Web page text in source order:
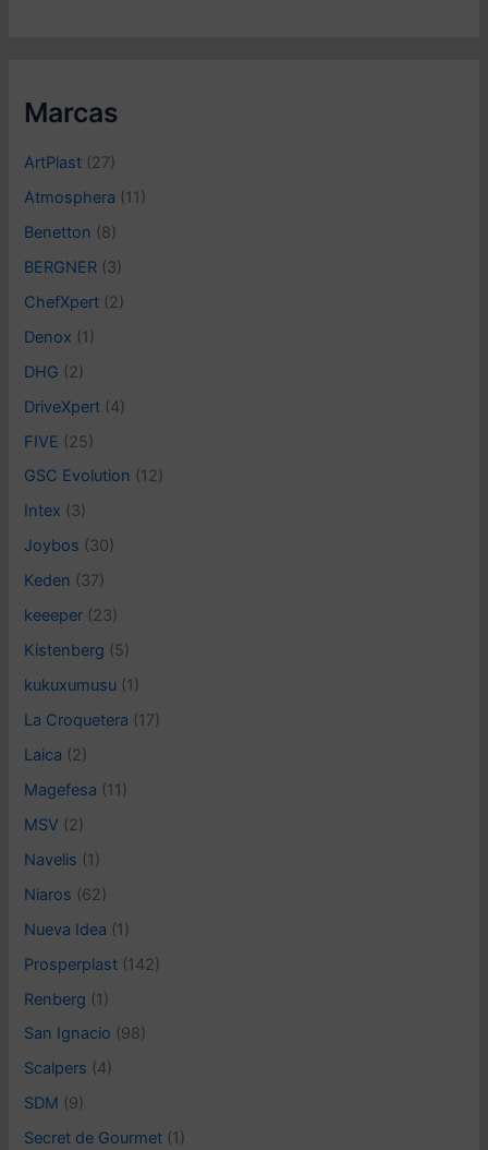
o
n
u
n
c
t
e
o
r
a
Marcas
ArtPlast (27)
Atmosphera (11)
Benetton (8)
BERGNER (3)
ChefXpert (2)
Denox (1)
DHG (2)
DriveXpert (4)
FIVE (25)
GSC Evolution (12)
Intex (3)
Joybos (30)
Keden (37)
keeeper (23)
Kistenberg (5)
kukuxumusu (1)
La Croquetera (17)
Laica (2)
Magefesa (11)
MSV (2)
Navelis (1)
Niaros (62)
Nueva Idea (1)
Prosperplast (142)
Renberg (1)
San Ignacio (98)
Scalpers (4)
SDM (9)
Secret de Gourmet (1)